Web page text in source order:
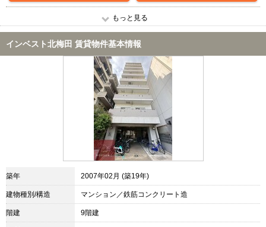
もっと見る
インベスト北梅田 賃貸物件基本情報
築年 2007年02月 (築19年)
建物種別/構造 マンション／鉄筋コンクリート造
階建 9階建